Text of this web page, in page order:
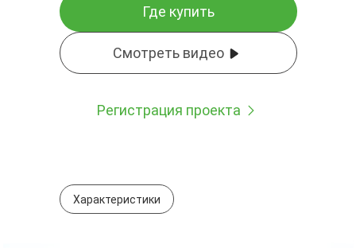
Где купить
Смотреть видео
Регистрация проекта
Характеристики